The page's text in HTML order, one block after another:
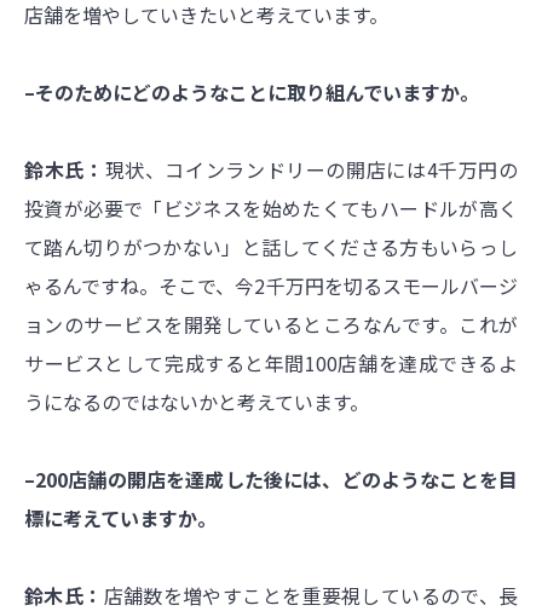
店舗を増やしていきたいと考えています。
–そのためにどのようなことに取り組んでいますか。
鈴木氏： 現状、コインランドリーの開店には4千万円の
投資が必要で「ビジネスを始めたくてもハードルが高く
て踏ん切りがつかない」と話してくださる方もいらっし
ゃるんですね。そこで、今2千万円を切るスモールバージ
ョンのサービスを開発しているところなんです。これが
サービスとして完成すると年間100店舗を達成できるよ
うになるのではないかと考えています。
–200店舗の開店を達成した後には、どのようなことを目
標に考えていますか。
鈴木氏： 店舗数を増やすことを重要視しているので、長